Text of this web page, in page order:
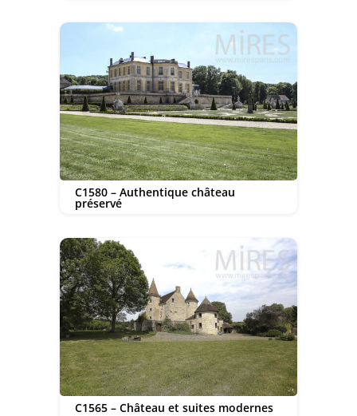
C1580 – Authentique château
préservé
C1565 – Château et suites modernes